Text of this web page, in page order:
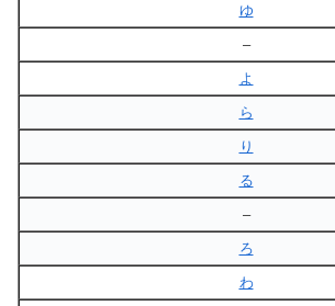
ゆ
–
よ
ら
り
る
–
ろ
わ